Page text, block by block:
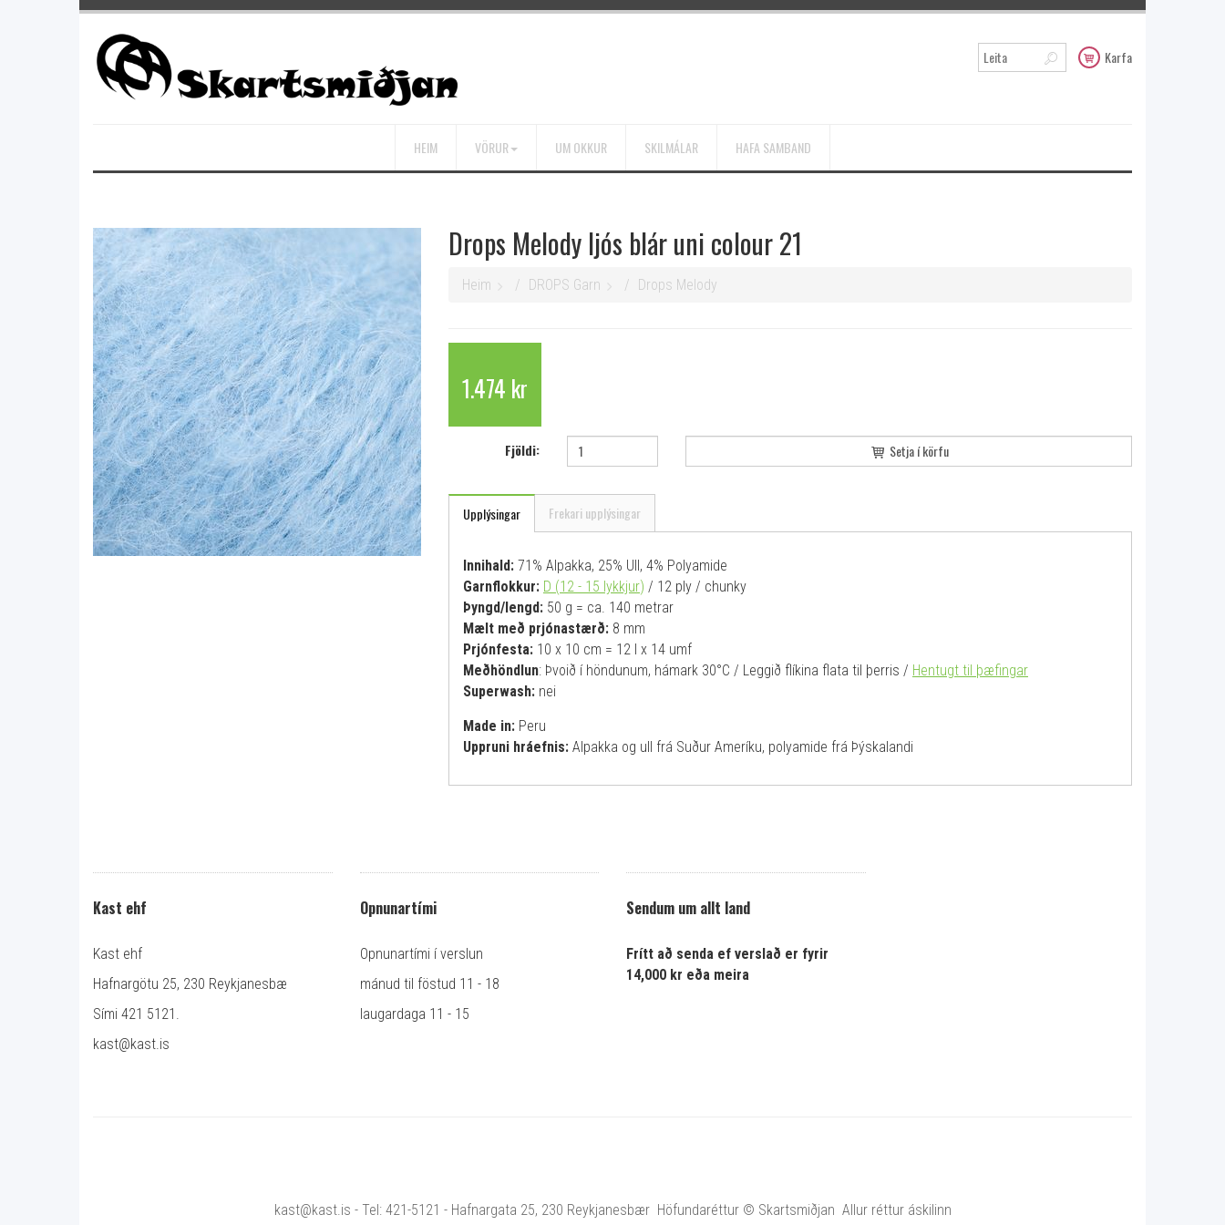
Karfa
HEIM VÖRUR UM OKKUR SKILMÁLAR HAFA SAMBAND
Drops Melody ljós blár uni colour 21
Heim DROPS Garn Drops Melody
1.474 kr
Fjöldi: Setja í körfu
Upplýsingar Frekari upplýsingar
Innihald: 71% Alpakka, 25% Ull, 4% Polyamide
Garnflokkur: D (12 - 15 lykkjur) / 12 ply / chunky
Þyngd/lengd: 50 g = ca. 140 metrar
Mælt með prjónastærð: 8 mm
Prjónfesta: 10 x 10 cm = 12 l x 14 umf
Meðhöndlun: Þvoið í höndunum, hámark 30°C / Leggið flíkina flata til þerris / Hentugt til þæfingar
Superwash: nei
Made in: Peru
Uppruni hráefnis: Alpakka og ull frá Suður Ameríku, polyamide frá Þýskalandi
Kast ehf
Kast ehf
Hafnargötu 25, 230 Reykjanesbæ
Sími 421 5121.
kast@kast.is
Opnunartími
Opnunartími í verslun
mánud til föstud 11 - 18
laugardaga 11 - 15
Sendum um allt land
Frítt að senda ef verslað er fyrir
14,000 kr eða meira
kast@kast.is - Tel: 421-5121 - Hafnargata 25, 230 Reykjanesbær Höfundaréttur © Skartsmiðjan Allur réttur áskilinn